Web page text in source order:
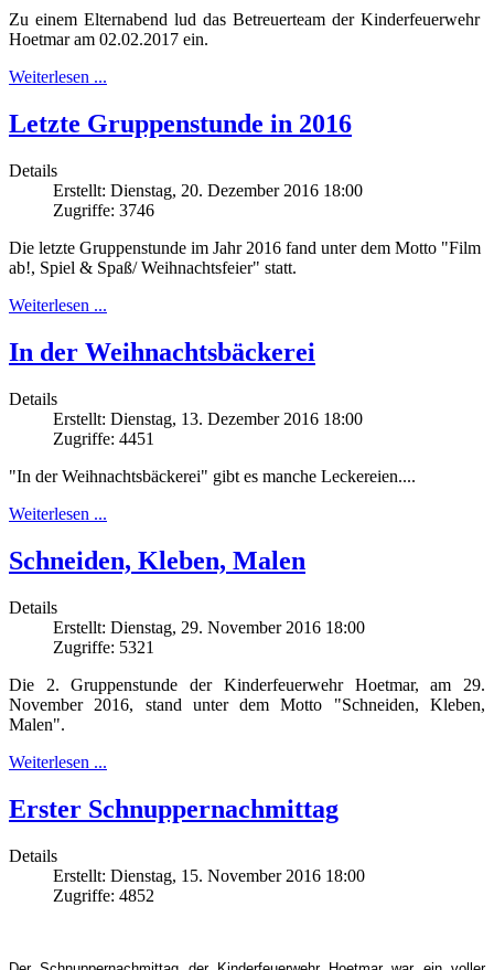
Zu einem Elternabend lud das Betreuerteam der Kinderfeuerwehr
Hoetmar am 02.02.2017 ein.
Weiterlesen ...
Letzte Gruppenstunde in 2016
Details
Erstellt: Dienstag, 20. Dezember 2016 18:00
Zugriffe: 3746
Die letzte Gruppenstunde im Jahr 2016 fand unter dem Motto "Film
ab!, Spiel & Spaß/ Weihnachtsfeier" statt.
Weiterlesen ...
In der Weihnachtsbäckerei
Details
Erstellt: Dienstag, 13. Dezember 2016 18:00
Zugriffe: 4451
"In der Weihnachtsbäckerei" gibt es manche Leckereien....
Weiterlesen ...
Schneiden, Kleben, Malen
Details
Erstellt: Dienstag, 29. November 2016 18:00
Zugriffe: 5321
Die 2. Gruppenstunde der Kinderfeuerwehr Hoetmar, am 29.
November 2016, stand unter dem Motto "Schneiden, Kleben,
Malen".
Weiterlesen ...
Erster Schnuppernachmittag
Details
Erstellt: Dienstag, 15. November 2016 18:00
Zugriffe: 4852